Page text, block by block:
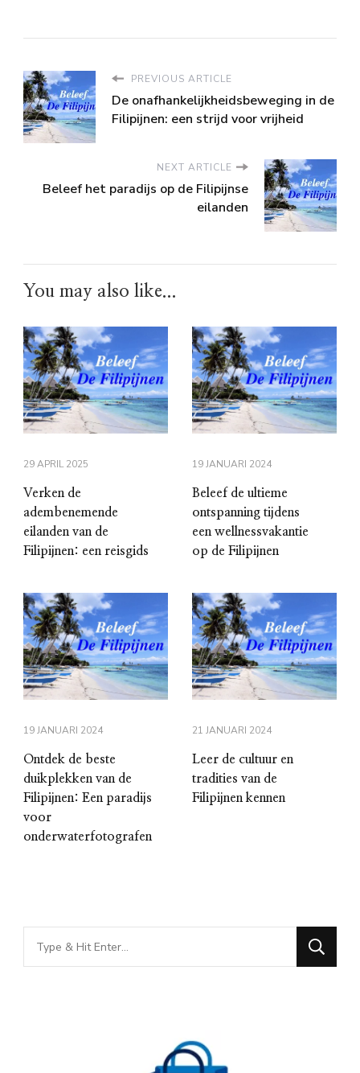
PREVIOUS ARTICLE
De onafhankelijkheidsbeweging in de
Filipijnen: een strijd voor vrijheid
NEXT ARTICLE
Beleef het paradijs op de Filipijnse
eilanden
You may also like...
29 APRIL 2025
Verken de
adembenemende
eilanden van de
Filipijnen: een reisgids
19 JANUARI 2024
Beleef de ultieme
ontspanning tijdens
een wellnessvakantie
op de Filipijnen
19 JANUARI 2024
Ontdek de beste
duikplekken van de
Filipijnen: Een paradijs
voor
onderwaterfotografen
21 JANUARI 2024
Leer de cultuur en
tradities van de
Filipijnen kennen
Looking
for